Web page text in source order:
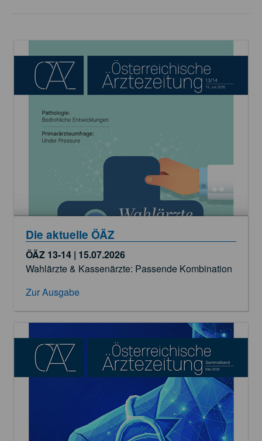
Die aktuelle ÖÄZ
ÖÄZ 13-14 | 15.07.2026
Wahlärzte & Kassenärzte: Passende Kombination
Zur Ausgabe